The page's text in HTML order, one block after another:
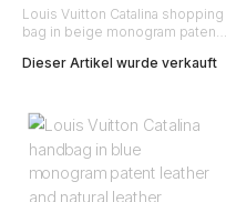
Louis Vuitton Catalina shopping
bag in beige monogram patent
Dieser Artikel wurde verkauft